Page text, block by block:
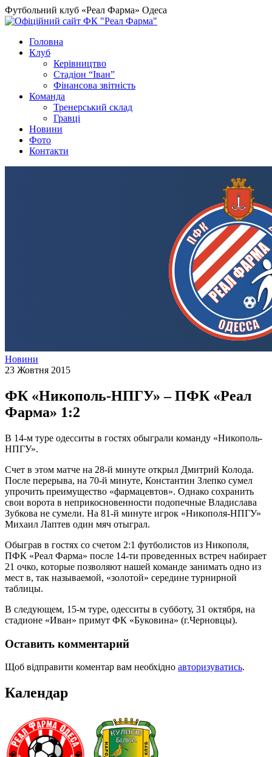
Футбольний клуб «Реал Фарма» Одеса
Головна
Клуб
Керівництво
Стадіон “Іван”
Фінансова звітність
Команда
Тренерський склад
Гравці
Новини
Фото
Контакти
Новини
23 Жовтня 2015
ФК «Никополь-НПГУ» – ПФК «Реал
Фарма» 1:2
В 14-м туре одесситы в гостях обыграли команду «Никополь-
НПГУ».
Счет в этом матче на 28-й минуте открыл Дмитрий Колода.
После перерыва, на 70-й минуте, Константин Злепко сумел
упрочить преимущество «фармацевтов». Однако сохранить
свои ворота в неприкосновенности подопечные Владислава
Зубкова не сумели. На 81-й минуте игрок «Никополя-НПГУ»
Михаил Лаптев один мяч отыграл.
Обыграв в гостях со счетом 2:1 футболистов из Никополя,
ПФК «Реал Фарма» после 14-ти проведенных встреч набирает
21 очко, которые позволяют нашей команде занимать одно из
мест в, так называемой, «золотой» середине турнирной
таблицы.
В следующем, 15-м туре, одесситы в субботу, 31 октября, на
стадионе «Иван» примут ФК «Буковина» (г.Черновцы).
Оставить комментарий
Щоб відправити коментар вам необхідно авторизуватись.
Календар